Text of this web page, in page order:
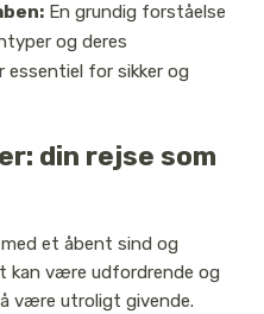
En grundig forståelse
og deres
essentiel for sikker og
din rejse som
et åbent sind og
kan være udfordrende og
være utroligt givende.